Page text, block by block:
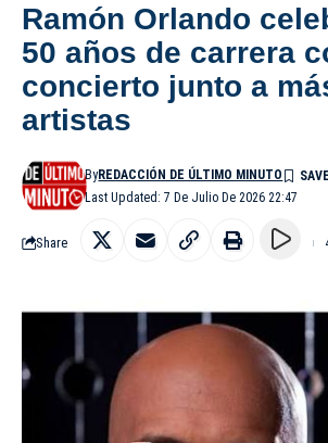
Ramón Orlando
50 años de carrera
concierto junto a
artistas
Last Updated: 7 De Julio De 2026 22:47
ByREDACCIÓN DE ÚLTIMO MINUTO
Share